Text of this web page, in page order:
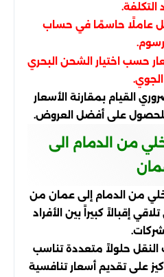
التكلفة.
عاملًا حاسمًا في حساب
حسب اختيار الشحن البحري
الجوي.
القيام بمقارنة الأسعار
للحصول على أفضل العروض.
من الدمام الى
من الدمام إلى عمان من
إقبالاً كبيراً بين الأفراد
حلولاً متعددة تناسب
على تقديم أسعار تنافسية